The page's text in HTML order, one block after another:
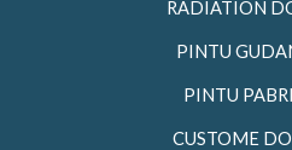
RADIATION
PINTU
PINTU
CUSTOME